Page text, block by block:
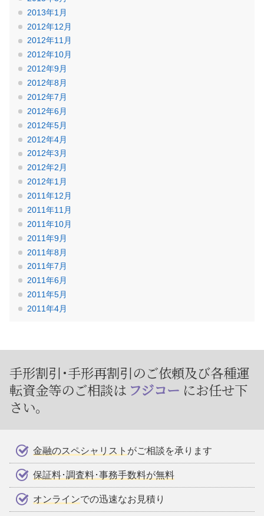
2013年1月
2012年12月
2012年11月
2012年10月
2012年9月
2012年8月
2012年7月
2012年6月
2012年5月
2012年4月
2012年3月
2012年2月
2012年1月
2011年12月
2011年11月
2011年10月
2011年9月
2011年8月
2011年7月
2011年6月
2011年5月
2011年4月
手形割引･手形再割引のご依頼及び各種運
転資金等のご相談は フジコー にお任せ下
さい。
金融のスペシャリスト がご相談を承ります
保証料･調査料･事務手数料が無料
オンラインでの迅速なお見積り